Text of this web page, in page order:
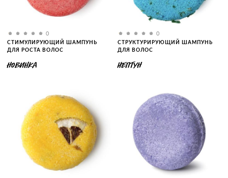
0
СТИМУЛИРУЮЩИЙ ШАМПУНЬ
ДЛЯ РОСТА ВОЛОС
НОВИНКА
0
СТРУКТУРИРУЮЩИЙ ШАМПУНЬ
ДЛЯ ВОЛОС
НЕПТУН